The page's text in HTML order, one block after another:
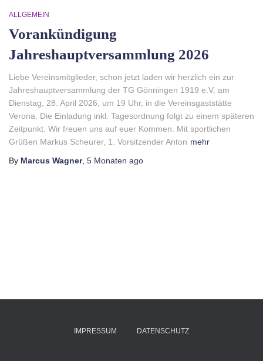
ALLGEMEIN
Vorankündigung
Jahreshauptversammlung 2026
Liebe Vereinsmitglieder, schon jetzt laden wir herzlich ein zur
Jahreshauptversammlung der TG Gönningen 1919 e.V. am
Dienstag, 28. April 2026, um 19 Uhr, in die Vereinsgaststätte
Verona. Die Einladung inkl. Tagesordnung folgt zu einem späteren
Zeitpunkt. Wir freuen uns auf euer Kommen. Mit sportlichen
Grüßen Markus Scheurer, 1. Vorsitzender Anton mehr
By Marcus Wagner, 5 Monaten ago
IMPRESSUM DATENSCHUTZ